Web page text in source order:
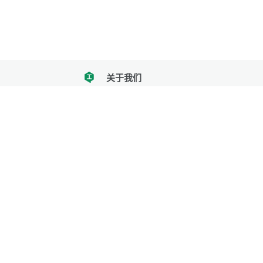
tencent关于我们